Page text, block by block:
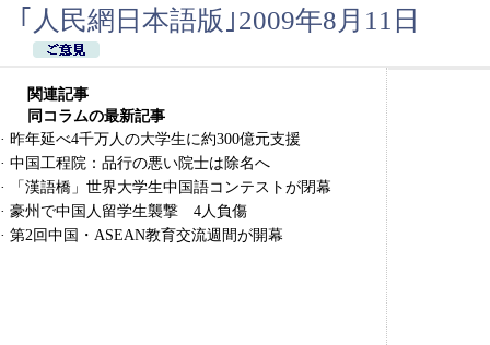
｢人民網日本語版｣2009年8月11日
関連記事
同コラムの最新記事
· 昨年延べ4千万人の大学生に約300億元支援
· 中国工程院：品行の悪い院士は除名へ
·
「漢語橋」世界大学生中国語コンテストが閉幕
· 豪州で中国人留学生襲撃 4人負傷
· 第2回中国・ASEAN教育交流週間が開幕